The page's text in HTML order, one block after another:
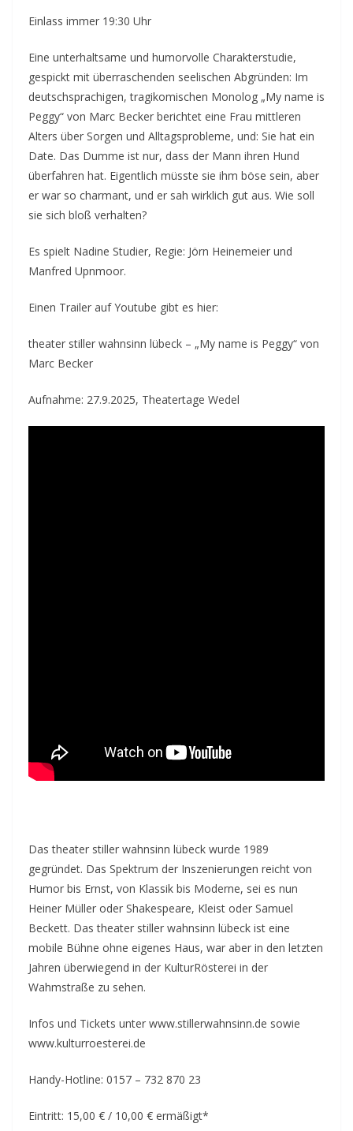
Einlass immer 19:30 Uhr
Eine unterhaltsame und humorvolle Charakterstudie,
gespickt mit überraschenden seelischen Abgründen: Im
deutschsprachigen, tragikomischen Monolog „My name is
Peggy“ von Marc Becker berichtet eine Frau mittleren
Alters über Sorgen und Alltagsprobleme, und: Sie hat ein
Date. Das Dumme ist nur, dass der Mann ihren Hund
überfahren hat. Eigentlich müsste sie ihm böse sein, aber
er war so charmant, und er sah wirklich gut aus. Wie soll
sie sich bloß verhalten?
Es spielt Nadine Studier, Regie: Jörn Heinemeier und
Manfred Upnmoor.
Einen Trailer auf Youtube gibt es hier:
theater stiller wahnsinn lübeck – „My name is Peggy“ von
Marc Becker
Aufnahme: 27.9.2025, Theatertage Wedel
Das theater stiller wahnsinn lübeck wurde 1989
gegründet. Das Spektrum der Inszenierungen reicht von
Humor bis Ernst, von Klassik bis Moderne, sei es nun
Heiner Müller oder Shakespeare, Kleist oder Samuel
Beckett. Das theater stiller wahnsinn lübeck ist eine
mobile Bühne ohne eigenes Haus, war aber in den letzten
Jahren überwiegend in der KulturRösterei in der
Wahmstraße zu sehen.
Infos und Tickets unter www.stillerwahnsinn.de sowie
www.kulturroesterei.de
Handy-Hotline: 0157 – 732 870 23
Eintritt: 15,00 € / 10,00 € ermäßigt*